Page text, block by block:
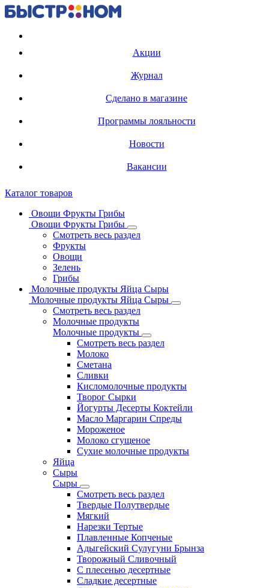
Акции
Журнал
Сделано в магазине
Программы лояльности
Новости
Вакансии
Каталог товаров
Овощи Фрукты Грибы
Овощи Фрукты Грибы
Смотреть весь раздел
Фрукты
Овощи
Зелень
Грибы
Молочные продукты Яйца Сыры
Молочные продукты Яйца Сыры
Смотреть весь раздел
Молочные продукты
Молочные продукты
Смотреть весь раздел
Молоко
Сметана
Сливки
Кисломолочные продукты
Творог Сырки
Йогурты Десерты Коктейли
Масло Маргарин Спреды
Мороженое
Молоко сгущеное
Сухие молочные продукты
Яйца
Сыры
Сыры
Смотреть весь раздел
Твердые Полутвердые
Мягкий
Нарезки Тертые
Плавленные Копченые
Адыгейский Сулугуни Брынза
Творожный Сливочный
С плесенью десертные
Сладкие десертные